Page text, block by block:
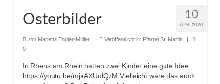
10
APR. 2020
Osterbilder
von Marietta Engler-Müller | Veröffentlicht in: Pfarrei St. Martin
|
0
In Rhens am Rhein hatten zwei Kinder eine gute Idee:
https://youtu.be/mjaAXUulQzM Vielleicht wäre das auch